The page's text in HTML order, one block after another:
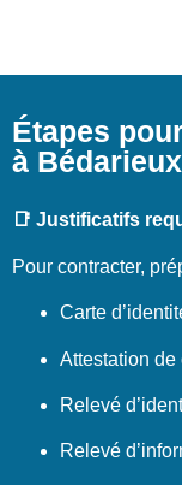
Étapes
à
📑 Justificatifs
Pour contracter,
Carte
Attestation de
Relevé
Relevé